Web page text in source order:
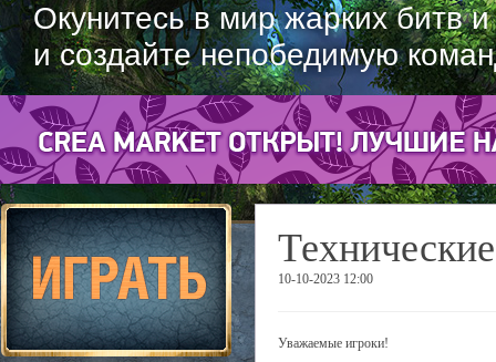
Окунитесь в мир жарких битв
и создайте непобедимую
10-10-2023 12:00
Уважаемые игроки!